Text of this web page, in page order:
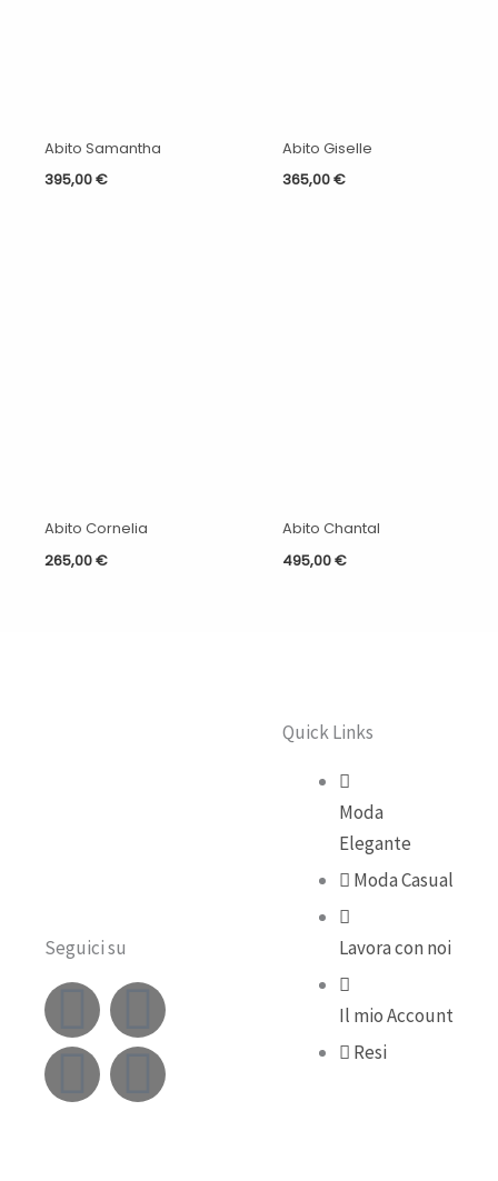
Abito Samantha
395,00€
Abito Giselle
365,00€
Abito Cornelia
265,00€
Abito Chantal
495,00€
Seguici su
F
a
c
I
n
s
Y
o
u
T
i
k
Quick Links
Moda
Elegante
Moda Casual
Lavora con noi
Il mio Account
Resi